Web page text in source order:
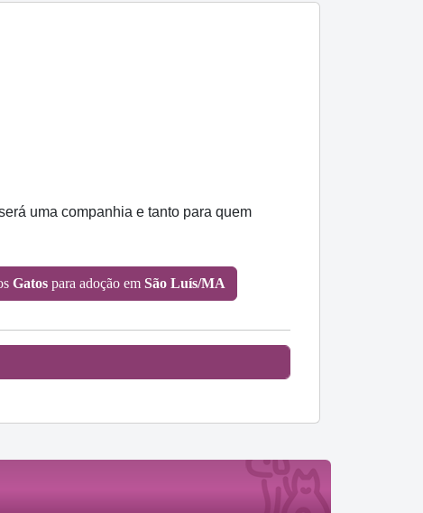
uma companhia e tanto para quem
Gatos para adoção em São Luís/MA